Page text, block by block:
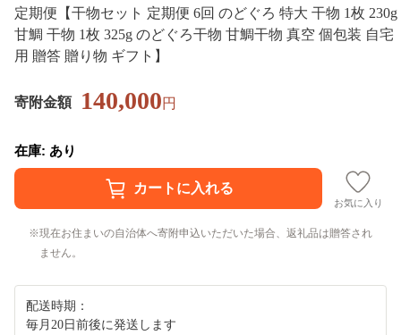
定期便【干物セット 定期便 6回 のどぐろ 特大 干物 1枚 230g
甘鯛 干物 1枚 325g のどぐろ干物 甘鯛干物 真空 個包装 自宅
用 贈答 贈り物 ギフト】
寄附金額 140,000円
在庫: あり
お気に入り
現在お住まいの自治体へ寄附申込いただいた場合、返礼品は贈答され
ません。
配送時期：
毎月20日前後に発送します